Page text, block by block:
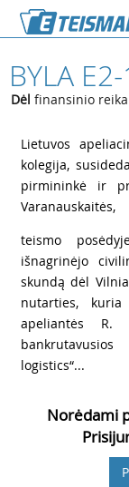
BYLA
Dėl finansinio
Lietuvos
kolegija,
pirmininkė ir
Varanauskaitės,
teismo
išnagrinėjo
skundą dėl
nutarties,
apeliantės R.
logistics“...
Norėdami